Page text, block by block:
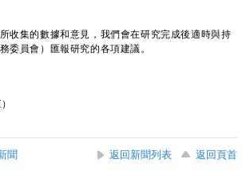
集的數據和意見，我們會在研究完成後適時與持
委員會）匯報研究的各項建議。
聞 返回新聞列表
返回頁首